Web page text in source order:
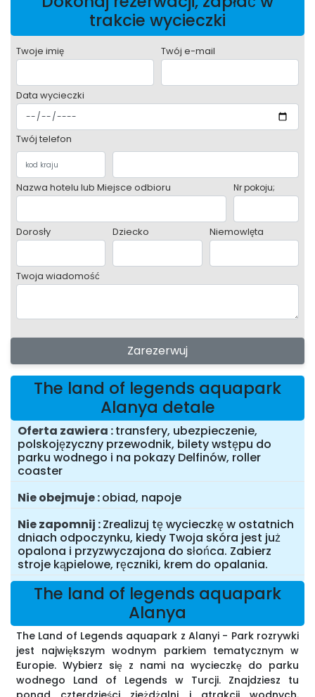
trakcie wycieczki
Twoje imię Twój e-mail
Data wycieczki
Twój telefon
Nazwa hotelu lub Miejsce odbioru Nr pokoju;
Dorosły Dziecko Niemowlęta
Twoja wiadomość
Zarezerwuj
The land of legends aquapark
Alanya detale
Oferta zawiera transfery, ubezpieczenie,
polskojęzyczny przewodnik, bilety wstępu do
parku wodnego i na pokazy Delfinów, roller
coaster
Nie obejmuje obiad, napoje
Nie zapomnij Zrealizuj tę wycieczkę w ostatnich
dniach odpoczynku, kiedy Twoja skóra jest już
opalona i przyzwyczajona do słońca. Zabierz
stroje kąpielowe, ręczniki, krem do opalania.
The land of legends aquapark
Alanya
The Land of Legends aquapark z Alanyi - Park rozrywki
jest największym wodnym parkiem tematycznym w
Europie. Wybierz się z nami na wycieczkę do parku
wodnego Land of Legends w Turcji. Znajdziesz tu